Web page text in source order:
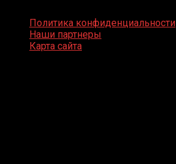
Политика конфиденциальности
Наши партнеры
Карта сайта